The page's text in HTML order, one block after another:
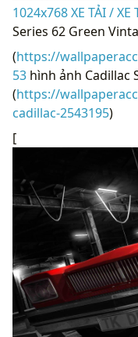
1024x768 XE TẢI / XE
Series 62 Green
(https://
53 hình ảnh Cadillac
(https://
cadillac-2543195)
[